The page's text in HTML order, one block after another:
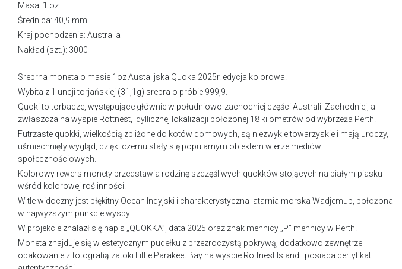
Masa: 1 oz
Średnica: 40,9 mm
Kraj pochodzenia: Australia
Nakład (szt.): 3000
Srebrna moneta o masie 1oz Austalijska Quoka 2025r. edycja kolorowa.
Wybita z 1 uncji torjańskiej (31,1g) srebra o próbie 999,9.
Quoki to torbacze, występujące głównie w południowo-zachodniej części Australii Zachodniej, a
zwłaszcza na wyspie Rottnest, idyllicznej lokalizacji położonej 18 kilometrów od wybrzeża Perth.
Futrzaste quokki, wielkością zbliżone do kotów domowych, są niezwykle towarzyskie i mają uroczy,
uśmiechnięty wygląd, dzięki czemu stały się popularnym obiektem w erze mediów
społecznościowych.
Kolorowy rewers monety przedstawia rodzinę szczęśliwych quokków stojących na białym piasku
wśród kolorowej roślinności.
W tle widoczny jest błękitny Ocean Indyjski i charakterystyczna latarnia morska Wadjemup, położona
w najwyższym punkcie wyspy.
W projekcie znalazł się napis „QUOKKA”, data 2025 oraz znak mennicy „P” mennicy w Perth.
Moneta znajduje się w estetycznym pudełku z przezroczystą pokrywą, dodatkowo zewnętrze
opakowanie z fotografią zatoki Little Parakeet Bay na wyspie Rottnest Island i posiada certyfikat